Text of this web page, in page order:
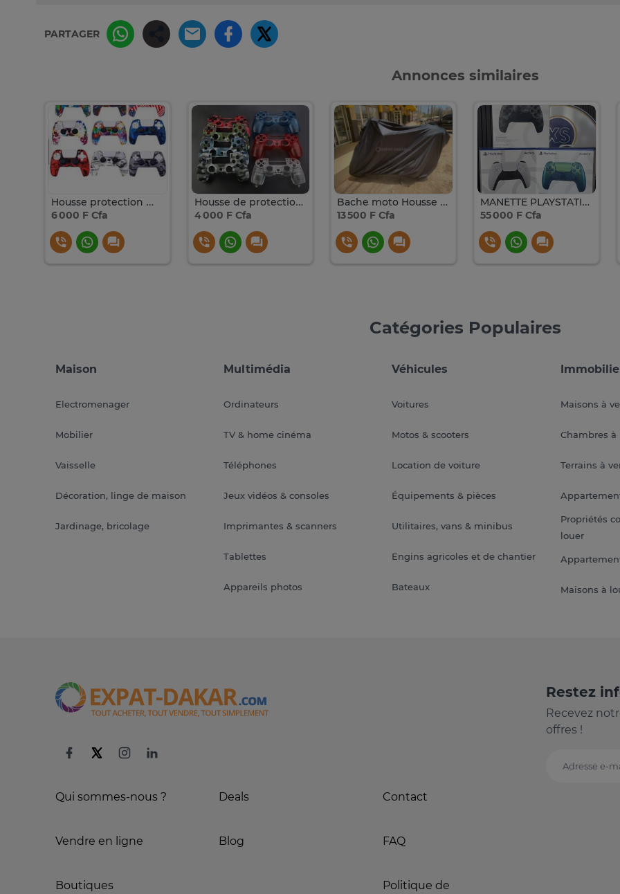
PARTAGER
Annonces similaires
Housse protection manette PlayStation 5
6 000 F Cfa
Housse de protection en silicone pour manette PS4
4 000 F Cfa
Bache moto Housse de protection
13 500 F Cfa
MANETTE PLAYSTATION 5 DUALSENSE
55 000 F Cfa
Catégories Populaires
Maison
Electromenager
Mobilier
Vaisselle
Décoration, linge de maison
Jardinage, bricolage
Multimédia
Ordinateurs
TV & home cinéma
Téléphones
Jeux vidéos & consoles
Imprimantes & scanners
Tablettes
Appareils photos
Véhicules
Voitures
Motos & scooters
Location de voiture
Équipements & pièces
Utilitaires, vans & minibus
Engins agricoles et de chantier
Bateaux
Maisons à
Chambres à
Terrains à
Propriétés
louer
Maisons à
Qui sommes-nous ?
Vendre en ligne
Boutiques
Deals
Blog
Contact
FAQ
Politique de
Restez
Recevez
offres !
Adresse e-